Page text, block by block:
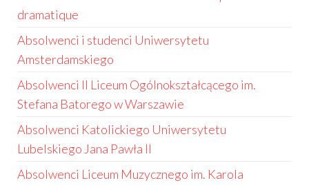
dramatique
Absolwenci i studenci Uniwersytetu
Amsterdamskiego
Absolwenci II Liceum Ogólnokształcącego im.
Stefana Batorego w Warszawie
Absolwenci Katolickiego Uniwersytetu
Lubelskiego Jana Pawła II
Absolwenci Liceum Muzycznego im. Karola